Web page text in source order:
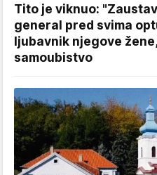
Tito je viknuo:
general pred svima
ljubavnik njegove
samoubistvo